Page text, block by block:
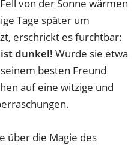
von der Sonne wärmen
Tage später um
erschrickt es furchtbar:
ist dunkel! Wurde sie etwa
besten Freund
auf eine witzige und
über die Magie des